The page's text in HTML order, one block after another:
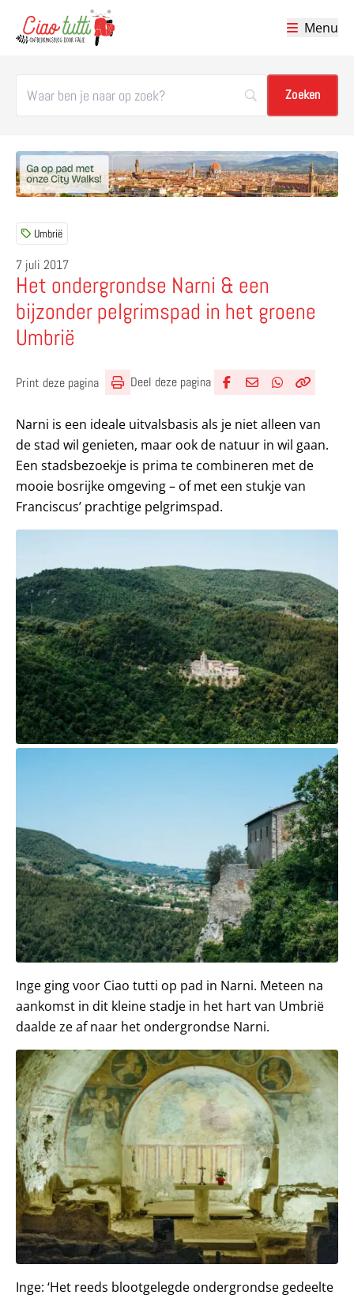
Menu
Umbrië
7 juli 2017
Het ondergrondse Narni & een
bijzonder pelgrimspad in het groene
Umbrië
Print deze pagina Deel deze pagina
Narni is een ideale uitvalsbasis als je niet alleen van
de stad wil genieten, maar ook de natuur in wil gaan.
Een stadsbezoekje is prima te combineren met de
mooie bosrijke omgeving – of met een stukje van
Franciscus’ prachtige pelgrimspad.
Inge ging voor Ciao tutti op pad in Narni. Meteen na
aankomst in dit kleine stadje in het hart van Umbrië
daalde ze af naar het ondergrondse Narni.
Inge: ‘Het reeds blootgelegde ondergrondse gedeelte